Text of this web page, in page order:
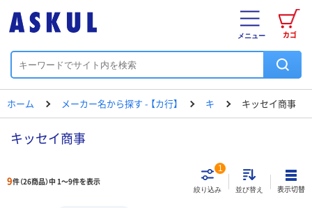
カゴ
メニュー
ホーム メーカー名から探す - 【カ行】 キ キッセイ商事
キッセイ商事
9件（26商品）中 1～9件を表示
絞り込み
1
並び替え 表示切替